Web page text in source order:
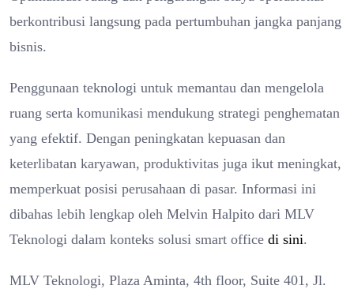
berkontribusi langsung pada pertumbuhan jangka panjang
bisnis.
Penggunaan teknologi untuk memantau dan mengelola
ruang serta komunikasi mendukung strategi penghematan
yang efektif. Dengan peningkatan kepuasan dan
keterlibatan karyawan, produktivitas juga ikut meningkat,
memperkuat posisi perusahaan di pasar. Informasi ini
dibahas lebih lengkap oleh Melvin Halpito dari MLV
Teknologi dalam konteks solusi smart office di sini.
MLV Teknologi, Plaza Aminta, 4th floor, Suite 401, Jl.